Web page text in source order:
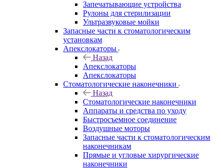
Запечатывающие устройства
Рулоны для стерилизации
Ультразвуковые мойки
Запасные части к стоматологическим
установкам
Апекслокаторы
Назад
Апекслокаторы
Апекслокаторы
Стоматологические наконечники
Назад
Стоматологические наконечники
Аппараты и средства по уходу
Быстросъемное соединение
Воздушные моторы
Запасные части к стоматологическим
наконечникам
Прямые и угловые хирургические
наконечники